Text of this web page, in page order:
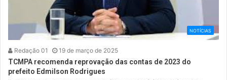
NOTÍCIAS
Redação 01 19 de março de 2025
TCMPA recomenda reprovação das contas de 2023 do
prefeito Edmilson Rodrigues